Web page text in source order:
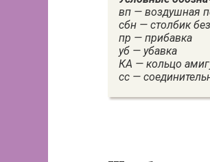
вп — воздушная
сбн — столбик
пр — прибавка
уб — убавка
КА — кольцо
сс —